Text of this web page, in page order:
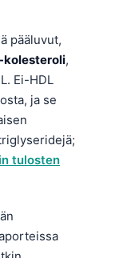
pääluvut,
kolesteroli,
Ei-HDL
ja se
tulosten